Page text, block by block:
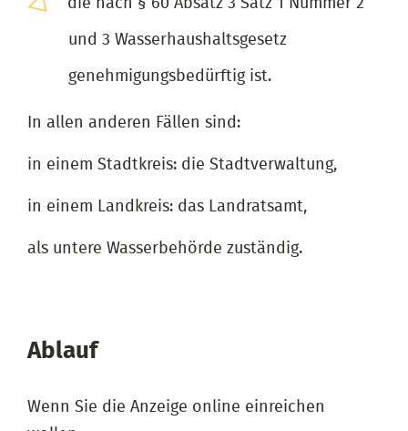
die nach § 60 Absatz 3 Satz 1 Nummer 2
und 3 Wasserhaushaltsgesetz
genehmigungsbedürftig ist.
In allen anderen Fällen sind:
in einem Stadtkreis: die Stadtverwaltung,
in einem Landkreis: das Landratsamt,
als untere Wasserbehörde zuständig.
Ablauf
Wenn Sie die Anzeige online einreichen